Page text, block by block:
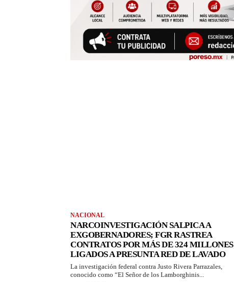
NACIONAL
NARCOINVESTIGACIÓN SALPICA A
EXGOBERNADORES; FGR RASTREA
CONTRATOS POR MÁS DE 324 MILLONES
LIGADOS A PRESUNTA RED DE LAVADO
La investigación federal contra Justo Rivera Parrazales,
conocido como “El Señor de los Lamborghinis...